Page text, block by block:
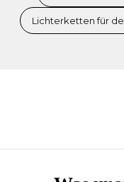
Lichterketten für